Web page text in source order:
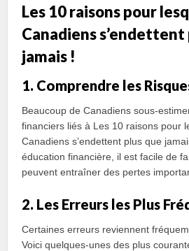
Les 10 raisons pour
Canadiens s’endettent
jamais !
1. Comprendre les
Beaucoup de Canadiens sous-
financiers liés à Les 10 raisons pour
Canadiens s’endettent plus que
éducation financière, il est facile de
peuvent entraîner des pertes
2. Les Erreurs les Plus
Certaines erreurs reviennent
Voici quelques-unes des plus